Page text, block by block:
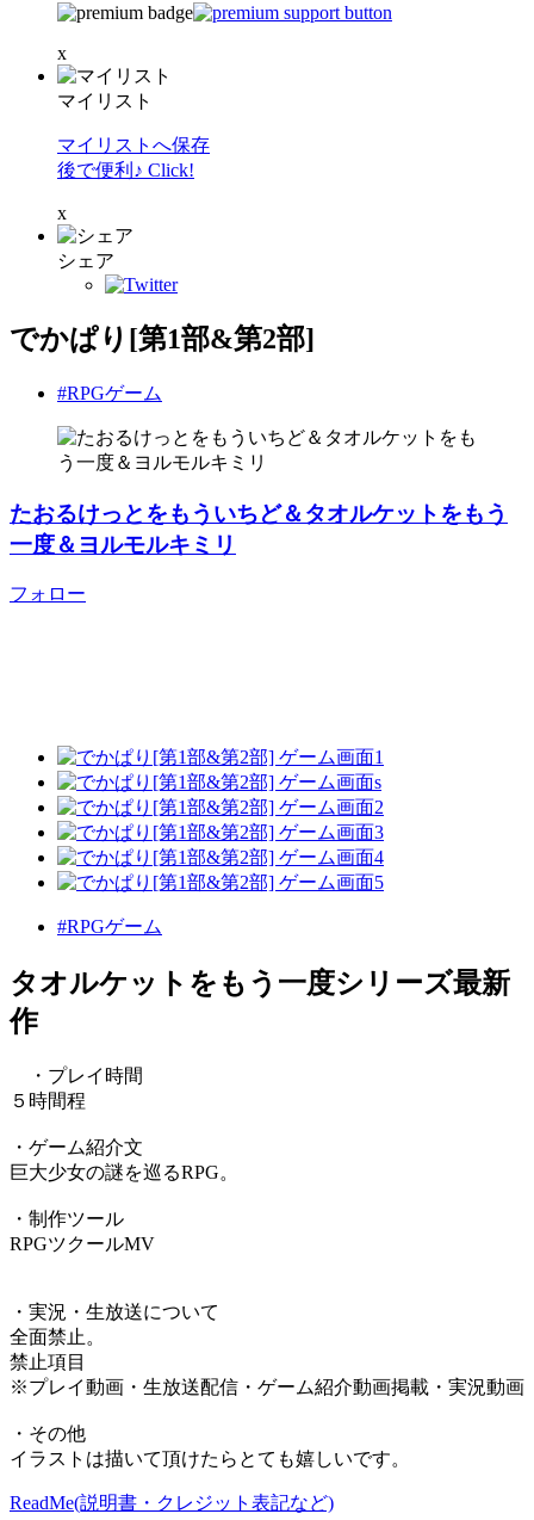
x
マイリスト
マイリストへ保存
後で便利♪ Click!
x
シェア
でかぱり[第1部&第2部]
#RPGゲーム
たおるけっとをもういちど＆タオルケットをもう
一度＆ヨルモルキミリ
フォロー
#RPGゲーム
タオルケットをもう一度シリーズ最新
作
・プレイ時間
５時間程
・ゲーム紹介文
巨大少女の謎を巡るRPG。
・制作ツール
RPGツクールMV
・実況・生放送について
全面禁止。
禁止項目
※プレイ動画・生放送配信・ゲーム紹介動画掲載・実況動画
・その他
イラストは描いて頂けたらとても嬉しいです。
ReadMe(説明書・クレジット表記など)